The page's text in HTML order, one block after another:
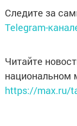
Следите за
Telegram-
Читайте
национальном
https://max.ru/